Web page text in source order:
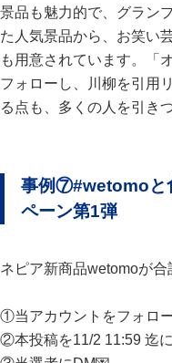
景品も魅力的で、グラン
た人気景品から、お笑い
も用意されています。「
フォローし、川柳を引用
る点も、多くの人を引き
事例⑦#wetomoと
ペーン第1弾
ネピア新商品wetomoが
①当アカウントをフォロ
②本投稿を11/2 11:59 迄